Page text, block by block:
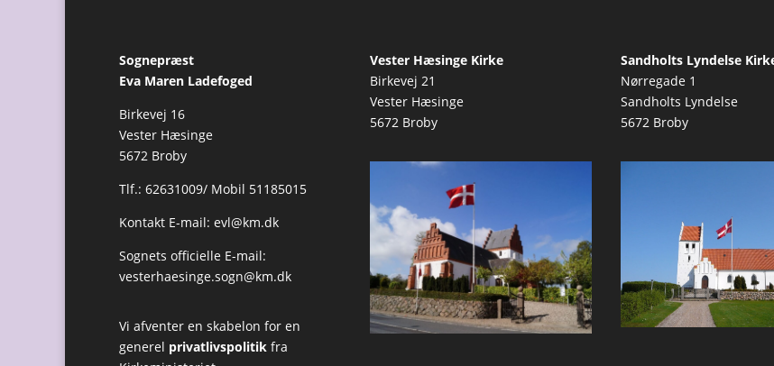
Sognepræst
Eva Maren Ladefoged
Birkevej 16
Vester Hæsinge
5672 Broby
Tlf.: 62631009/ Mobil 51185015
Kontakt E-mail: evl@km.dk
Sognets officielle E-mail:
vesterhaesinge.sogn@km.dk
Vi afventer en skabelon for en
generel privatlivspolitik fra
Vester Hæsinge Kirke
Birkevej 21
Vester Hæsinge
5672 Broby
Sandholts Lyndelse
Nørregade 1
Sandholts Lyndelse
5672 Broby